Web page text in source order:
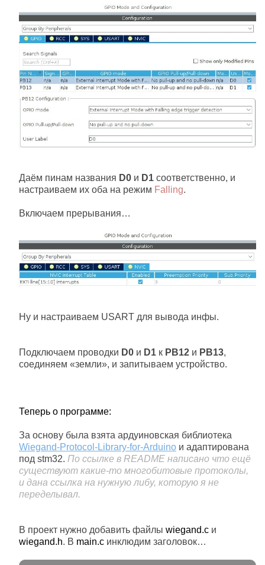
Даём пинам названия D0 и D1 соответственно, и
настраиваем их оба на режим Falling.
Включаем прерывания…
Ну и настраиваем USART для вывода инфы.
Подключаем проводки D0 и D1 к PB12 и PB13,
соединяем «земли», и запитываем устройство.
Теперь о программе:
За основу была взята ардуиновская библиотека
Wiegand-Protocol-Library-for-Arduino и адаптирована
под stm32. По ссылке в README написано что ещё
существуют какие-то многобитовые протоколы,
и дана ссылка на нужную либу, которую я не
переделывал.
В проект нужно добавить файлы wiegand.c и
wiegand.h. В main.c инклюдим заголовок…